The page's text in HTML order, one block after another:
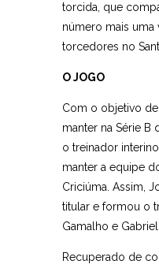
torcida, que
número mais uma
torcedores no
O JOGO
Com o objetivo
manter na Série B
o treinador
manter a equipe
Criciúma. Assim,
titular e formou o
Gamalho e
Recuperado de